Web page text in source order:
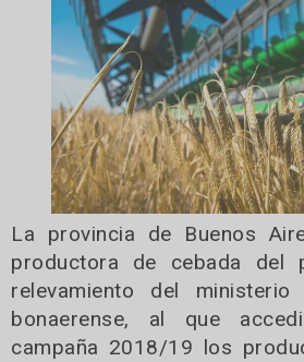
La provincia de Buenos
productora de cebada del
relevamiento del
bonaerense, al que
campaña 2018/19 los